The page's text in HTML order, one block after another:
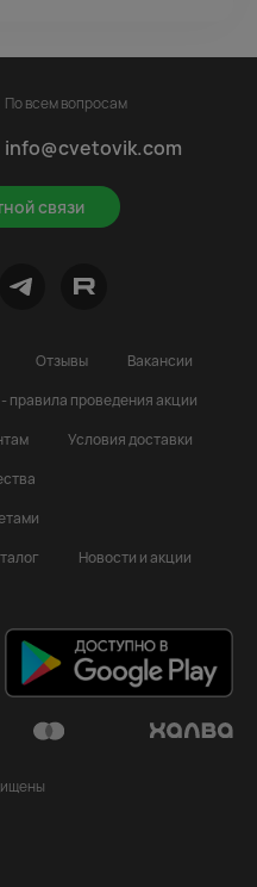
связи
По всем вопросам
info@cvetovik.com
Отзывы
Вакансии
- правила проведения акции
Условия доставки
Новости и акции